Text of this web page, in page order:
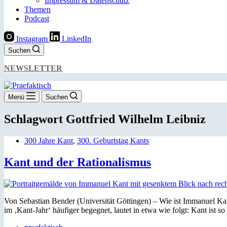
Themen
Podcast
Instagram LinkedIn
Suchen
NEWSLETTER
Menü Suchen
Schlagwort Gottfried Wilhelm Leibniz
300 Jahre Kant, 300. Geburtstag Kants
Kant und der Rationalismus
Von Sebastian Bender (Universität Göttingen) – Wie ist Immanuel
im ‚Kant-Jahr‘ häufiger begegnet, lautet in etwa wie folgt: Kant ist